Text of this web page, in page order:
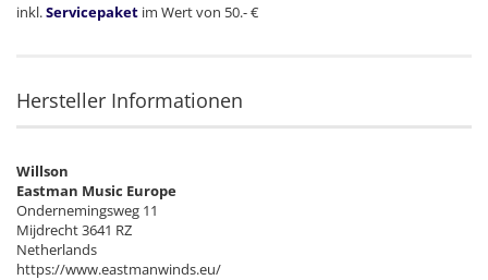
inkl.Servicepaket im Wert von 50.- €
Hersteller Informationen
Willson
Eastman Music Europe
Ondernemingsweg 11
Mijdrecht 3641 RZ
Netherlands
https://www.eastmanwinds.eu/